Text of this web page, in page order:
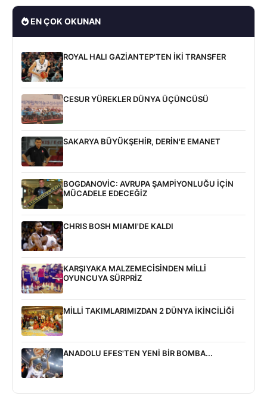
EN ÇOK OKUNAN
ROYAL HALI GAZİANTEP'TEN İKİ TRANSFER
CESUR YÜREKLER DÜNYA ÜÇÜNCÜSÜ
SAKARYA BÜYÜKŞEHİR, DERİN'E EMANET
BOGDANOVİC: AVRUPA ŞAMPİYONLUĞU İÇİN
MÜCADELE EDECEĞİZ
CHRIS BOSH MIAMI'DE KALDI
KARŞIYAKA MALZEMECİSİNDEN MİLLİ
OYUNCUYA SÜRPRİZ
MİLLİ TAKIMLARIMIZDAN 2 DÜNYA İKİNCİLİĞİ
ANADOLU EFES'TEN YENİ BİR BOMBA...